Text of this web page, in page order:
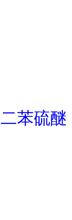
苯硫醚